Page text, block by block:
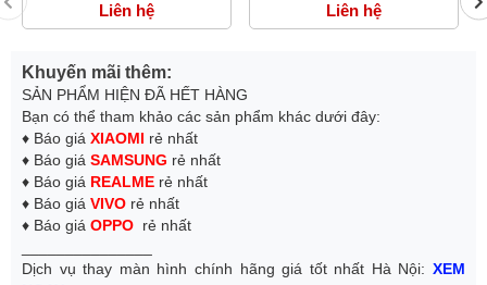
Liên hệ Liên hệ
Khuyến mãi thêm:
SẢN PHẨM HIỆN ĐÃ HẾT HÀNG
Bạn có thể tham khảo các sản phẩm khác dưới đây:
♦ Báo giá XIAOMI rẻ nhất
♦ Báo giá SAMSUNG rẻ nhất
♦ Báo giá REALME rẻ nhất
♦ Báo giá VIVO rẻ nhất
♦ Báo giá OPPO rẻ nhất
Dịch vụ thay màn hình chính hãng giá tốt nhất Hà Nội: XEM